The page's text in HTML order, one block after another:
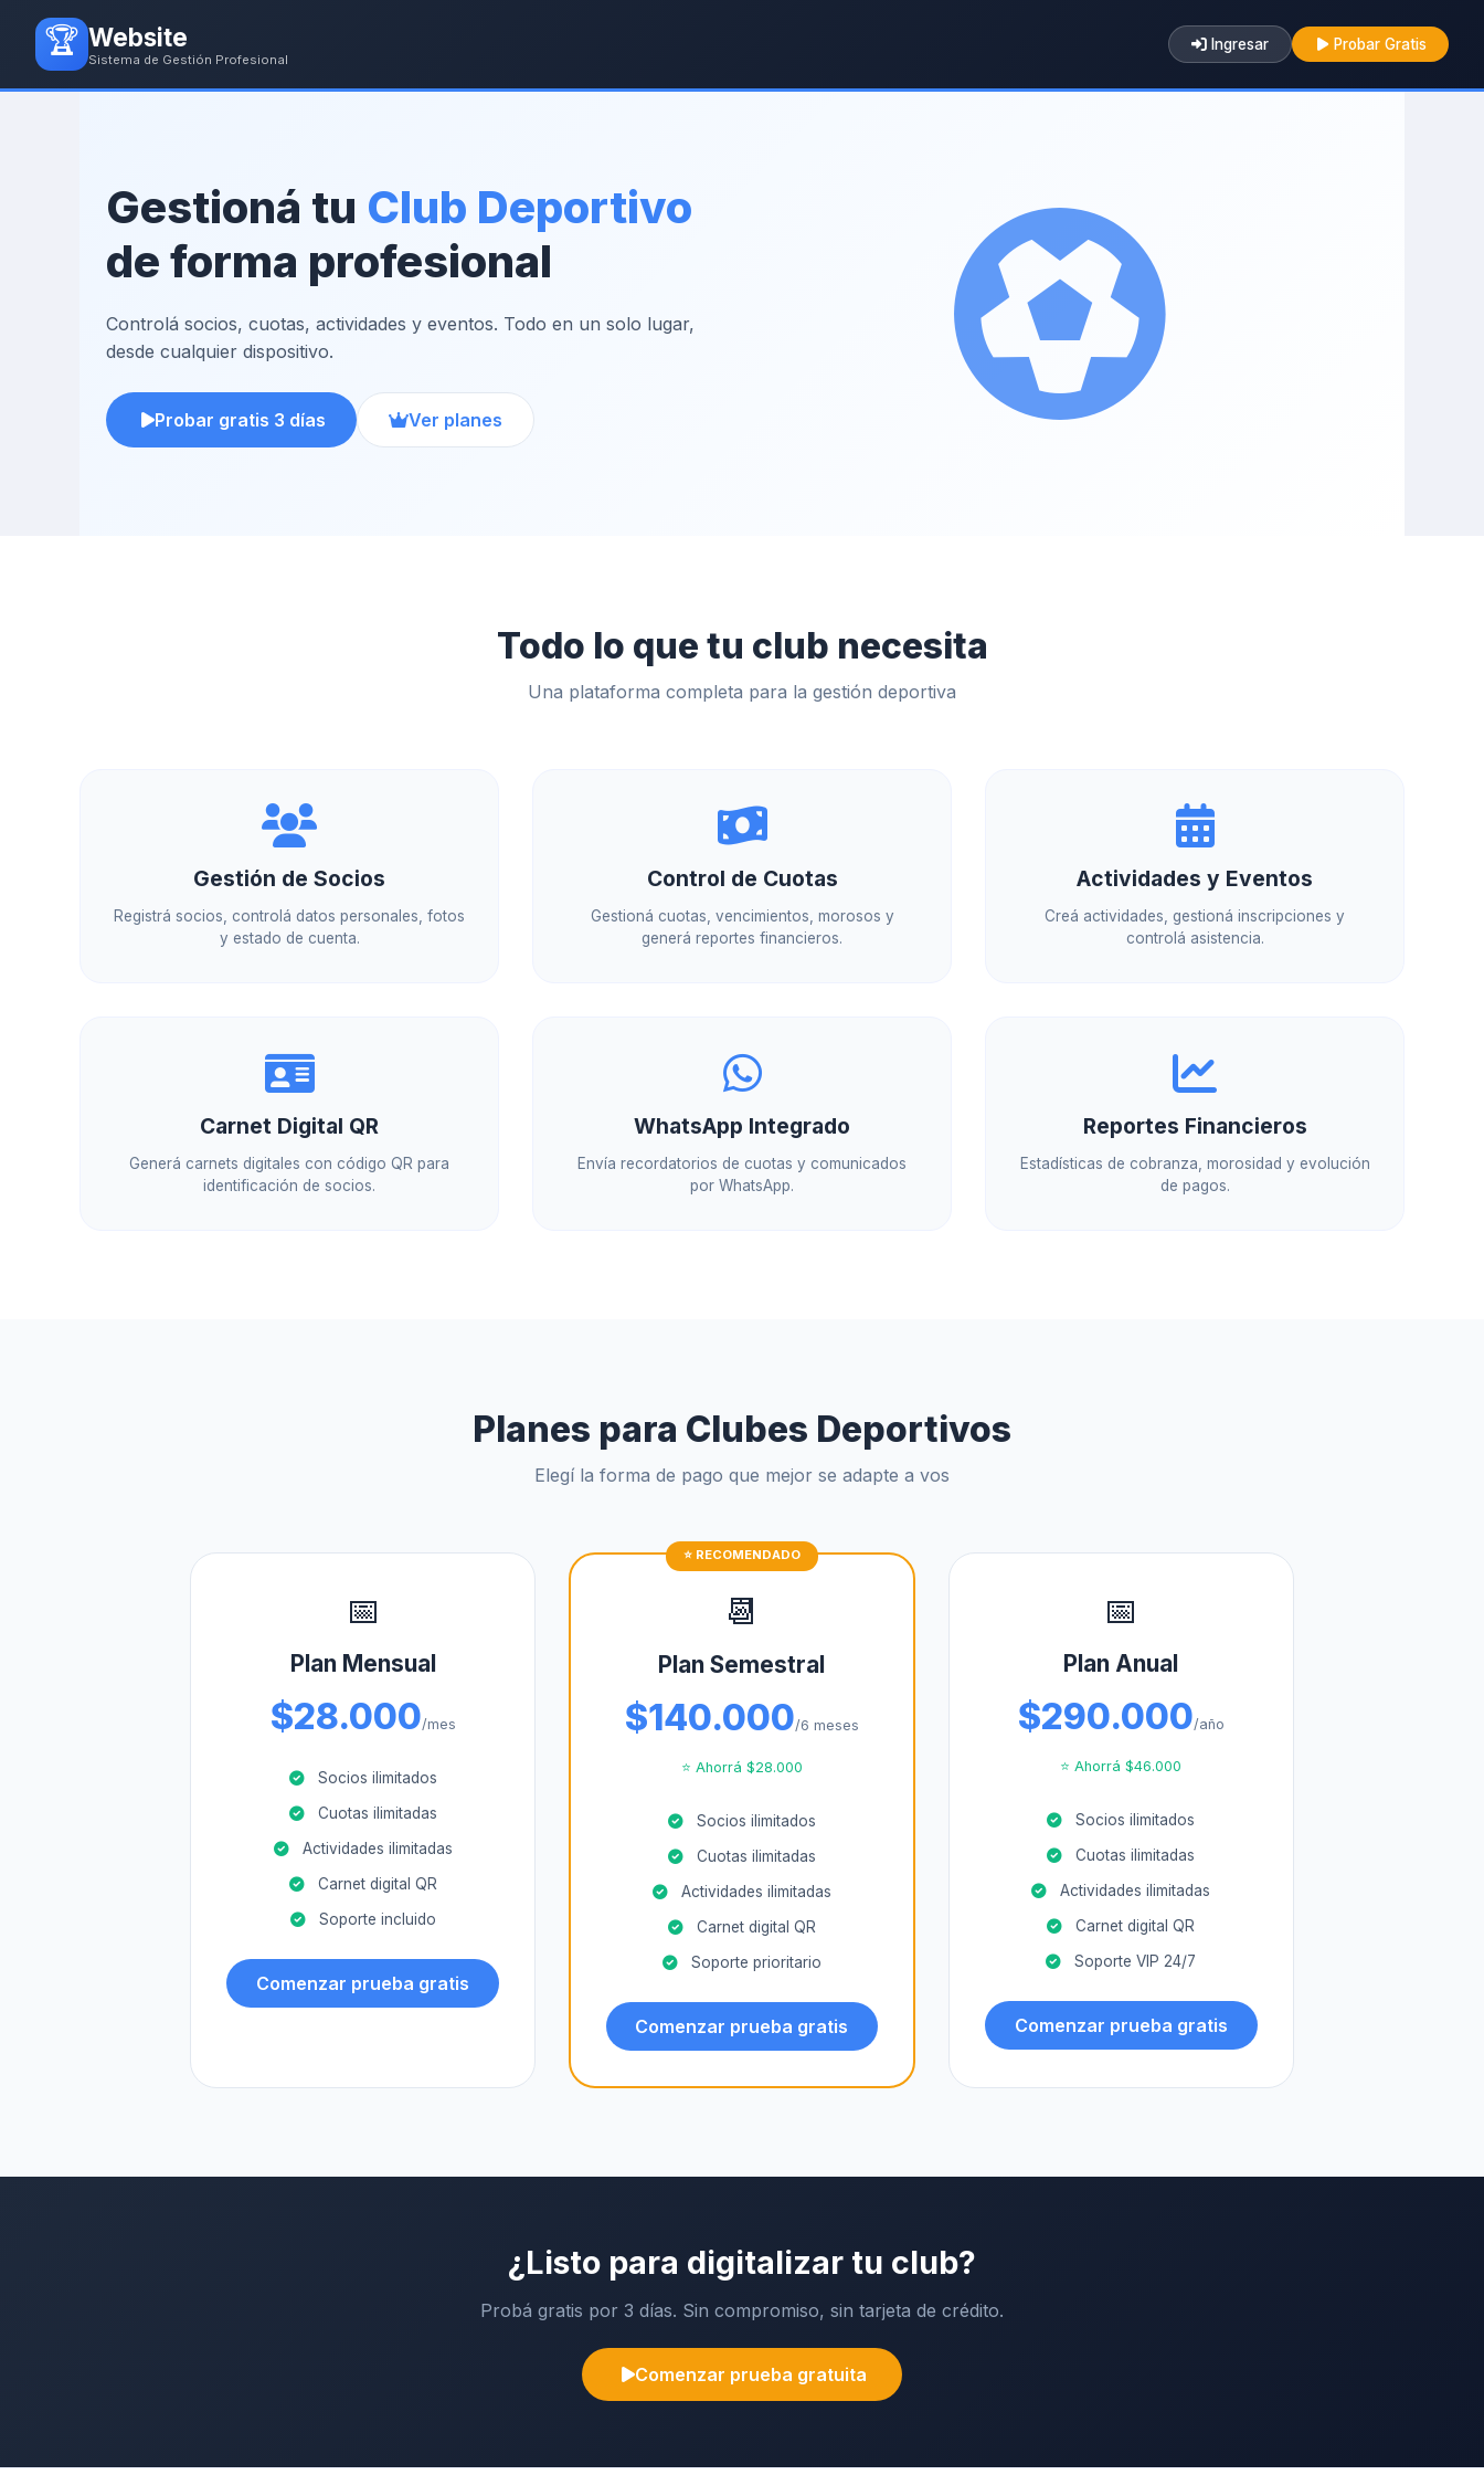
🏆 Website
Sistema de Gestión Profesional
Ingresar Probar Gratis
Gestioná tu Club Deportivo
de forma profesional
Controlá socios, cuotas, actividades y eventos. Todo en un solo lugar,
desde cualquier dispositivo.
Probar gratis 3 días Ver planes
Todo lo que tu club necesita
Una plataforma completa para la gestión deportiva
Gestión de Socios
Registrá socios, controlá datos personales, fotos
y estado de cuenta.
Control de Cuotas
Gestioná cuotas, vencimientos, morosos y
generá reportes financieros.
Actividades y Eventos
Creá actividades, gestioná inscripciones y
controlá asistencia.
Carnet Digital QR
Generá carnets digitales con código QR para
identificación de socios.
WhatsApp Integrado
Envía recordatorios de cuotas y comunicados
por WhatsApp.
Reportes Financieros
Estadísticas de cobranza, morosidad y evolución
de pagos.
Planes para Clubes Deportivos
Elegí la forma de pago que mejor se adapte a vos
📅
Plan Mensual
$28.000/mes
Socios ilimitados
Cuotas ilimitadas
Actividades ilimitadas
Carnet digital QR
Soporte incluido
Comenzar prueba gratis
📆
Plan Semestral
$140.000/6 meses
⭐ Ahorrá $28.000
Socios ilimitados
Cuotas ilimitadas
Actividades ilimitadas
Carnet digital QR
Soporte prioritario
Comenzar prueba gratis
📅
Plan Anual
$290.000/año
⭐ Ahorrá $46.000
Socios ilimitados
Cuotas ilimitadas
Actividades ilimitadas
Carnet digital QR
Soporte VIP 24/7
Comenzar prueba gratis
¿Listo para digitalizar tu club?
Probá gratis por 3 días. Sin compromiso, sin tarjeta de crédito.
Comenzar prueba gratuita